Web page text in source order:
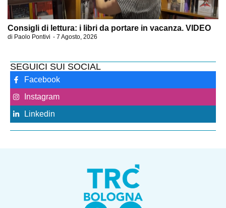
Consigli di lettura: i libri da portare in vacanza. VIDEO
di Paolo Pontivi - 7 Agosto, 2026
SEGUICI SUI SOCIAL
Facebook
Instagram
Linkedin